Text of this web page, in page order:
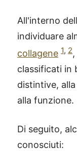
All'interno
individuare
collagene 1, 2
classificati in
distintive,
alla funzione.
Di seguito,
conosciuti: